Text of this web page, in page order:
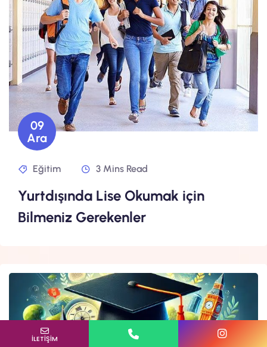
09
Ara
Eğitim 3 Mins Read
Yurtdışında Lise Okumak için
Bilmeniz Gerekenler
İLETİŞİM